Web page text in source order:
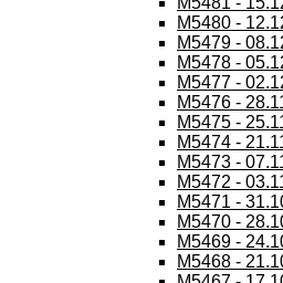
M5480 -
M5479 -
M5478 -
M5477 -
M5476 -
M5475 -
M5474 -
M5473 -
M5472 -
M5471 -
M5470 -
M5469 -
M5468 -